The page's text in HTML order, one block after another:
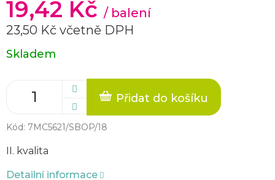
19,42 Kč / balení
23,50 Kč včetně DPH
Měrná
cena:
Skladem
Přidat do košíku
Kód: 7MC5621/SBOP/18
II. kvalita
Detailní informace